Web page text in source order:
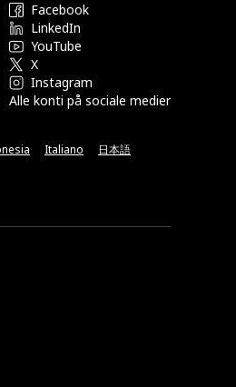
Facebook
LinkedIn
YouTube
X
Instagram
Alle konti på sociale medier
Italiano 日本語